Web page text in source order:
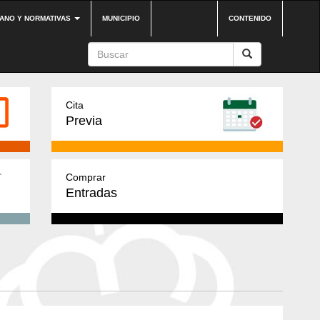
Y NORMATIVAS MUNICIPIO CONTENIDO
Cita
Previa
Comprar
Entradas